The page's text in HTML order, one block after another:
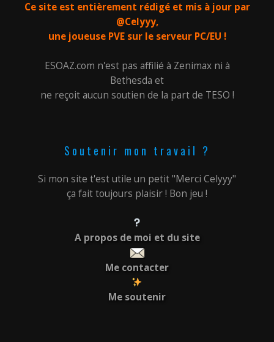
Ce site est entièrement rédigé et mis à jour par
@Celyyy,
une joueuse PVE sur le serveur PC/EU !
ESOAZ.com n'est pas affilié à Zenimax ni à
Bethesda et
ne reçoit aucun soutien de la part de TESO !
Soutenir mon travail ?
Si mon site t'est utile un petit "Merci Celyyy"
ça fait toujours plaisir ! Bon jeu !
A propos de moi et du site
Me contacter
Me soutenir